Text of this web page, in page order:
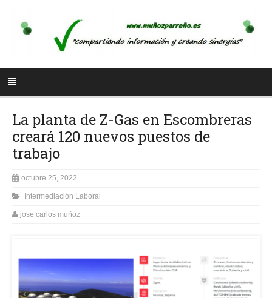
La planta de Z-Gas en Escombreras
creará 120 nuevos puestos de
trabajo
octubre 25, 2022
Intermediación Laboral
jose carlos muñoz